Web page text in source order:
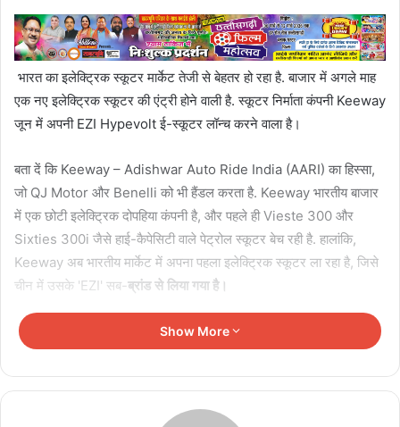
भारत का इलेक्ट्रिक स्कूटर मार्केट तेजी से बेहतर हो रहा है. बाजार में अगले माह
एक नए इलेक्ट्रिक स्कूटर की एंट्री होने वाली है. स्कूटर निर्माता कंपनी Keeway
जून में अपनी EZI Hypevolt ई-स्कूटर लॉन्च करने वाला है।
बता दें कि Keeway – Adishwar Auto Ride India (AARI) का हिस्सा,
जो QJ Motor और Benelli को भी हैंडल करता है. Keeway भारतीय बाजार
में एक छोटी इलेक्ट्रिक दोपहिया कंपनी है, और पहले ही Vieste 300 और
Sixties 300i जैसे हाई-कैपेसिटी वाले पेट्रोल स्कूटर बेच रही है. हालांकि,
Keeway अब भारतीय मार्केट में अपना पहला इलेक्ट्रिक स्कूटर ला रहा है, जिसे
चीन में उसके 'EZI' सब-ब्रांड से लिया गया है।
Related Articles
खरीदारी से पहले जानें ताजा भाव
Show More